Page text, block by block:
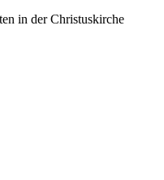
in der Christuskirche